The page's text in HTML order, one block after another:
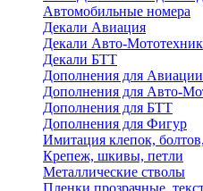
Автомобильные номера
Декали Авиация
Декали Авто-
Декали БТТ
Дополнения для Авиации
Дополнения для Авто-
Дополнения для БТТ
Дополнения для Фигур
Имитация клепок,
Крепеж, шкивы, петли
Металлические стволы
Пленки прозрачные,